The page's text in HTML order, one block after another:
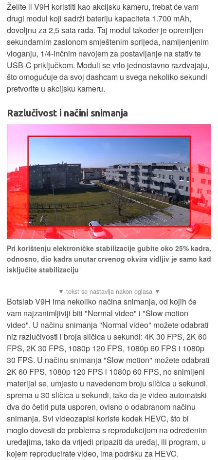
Želite li V9H koristiti kao akcijsku kameru, trebat će vam
drugi modul koji sadrži bateriju kapaciteta 1.700 mAh,
dovoljnu za 2,5 sata rada. Taj modul također je opremljen
sekundarnim zaslonom smještenim sprijeda, namijenjenim
vloganju, 1/4-inčnim navojem za postavljanje na stativ te
USB-C priključkom. Moduli se vrlo jednostavno razdvajaju,
što omogućuje da svoj dashcam u svega nekoliko sekundi
pretvorite u akcijsku kameru.
Razlučivost i načini snimanja
Pri korištenju elektroničke stabilizacije gubite oko 25% kadra,
odnosno, dio kadra unutar crvenog okvira vidljiv je samo kad
isključite stabilizaciju
Botslab V9H ima nekoliko načina snimanja, od kojih će
vam najzanimljiviji biti "Normal video" i "Slow motion
video". U načinu snimanja "Normal video" možete odabrati
niz razlučivosti i broja sličica u sekundi: 4K 30 FPS, 2K 60
FPS, 2K 30 FPS, 1080p 120 FPS, 1080p 60 FPS i 1080p
30 FPS. U načinu snimanja "Slow motion" možete odabrati
2K 60 FPS, 1080p 120 FPS i 1080p 60 FPS, no snimljeni
materijal se, umjesto u navedenom broju sličica u sekundi,
sprema u 30 sličica u sekundi, tako da je video automatski
dva do četiri puta usporen, ovisno o odabranom načinu
snimanja. Svi videozapisi koriste kodek HEVC, što bi
moglo dovesti do problema s reprodukcijom na određenim
uređajima, tako da vrijedi pripaziti da uređaj, ili program, u
kojem reproducirate video, ima podršku za HEVC.